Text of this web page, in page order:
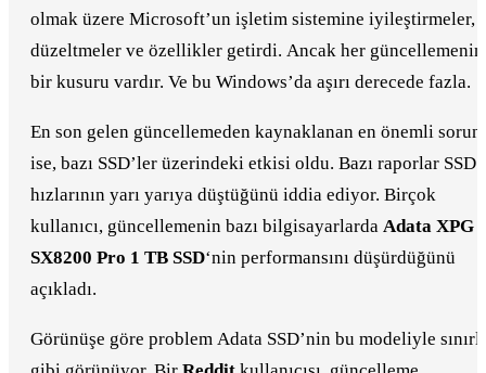
olmak üzere Microsoft’un işletim sistemine iyileştirmeler,
düzeltmeler ve özellikler getirdi. Ancak her güncellemenin
bir kusuru vardır. Ve bu Windows’da aşırı derecede fazla.
En son gelen güncellemeden kaynaklanan en önemli sorun
ise, bazı SSD’ler üzerindeki etkisi oldu. Bazı raporlar SSD
hızlarının yarı yarıya düştüğünü iddia ediyor. Birçok
kullanıcı, güncellemenin bazı bilgisayarlarda Adata XPG
SX8200 Pro 1 TB SSD‘nin performansını düşürdüğünü
açıkladı.
Görünüşe göre problem Adata SSD’nin bu modeliyle sınırlı